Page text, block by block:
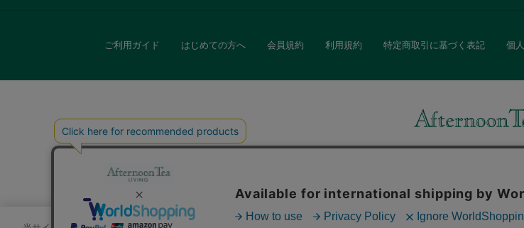
ご利用ガイド はじめての方へ 会員規約 利用規約 特定商取引に基づく表記 個
また、ギフトセットなどギフトにぴったりの豊
「ソーシャルギフト」サービスもご提